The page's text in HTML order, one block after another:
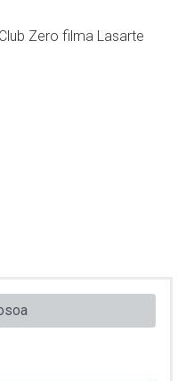
Zero filma Lasarte